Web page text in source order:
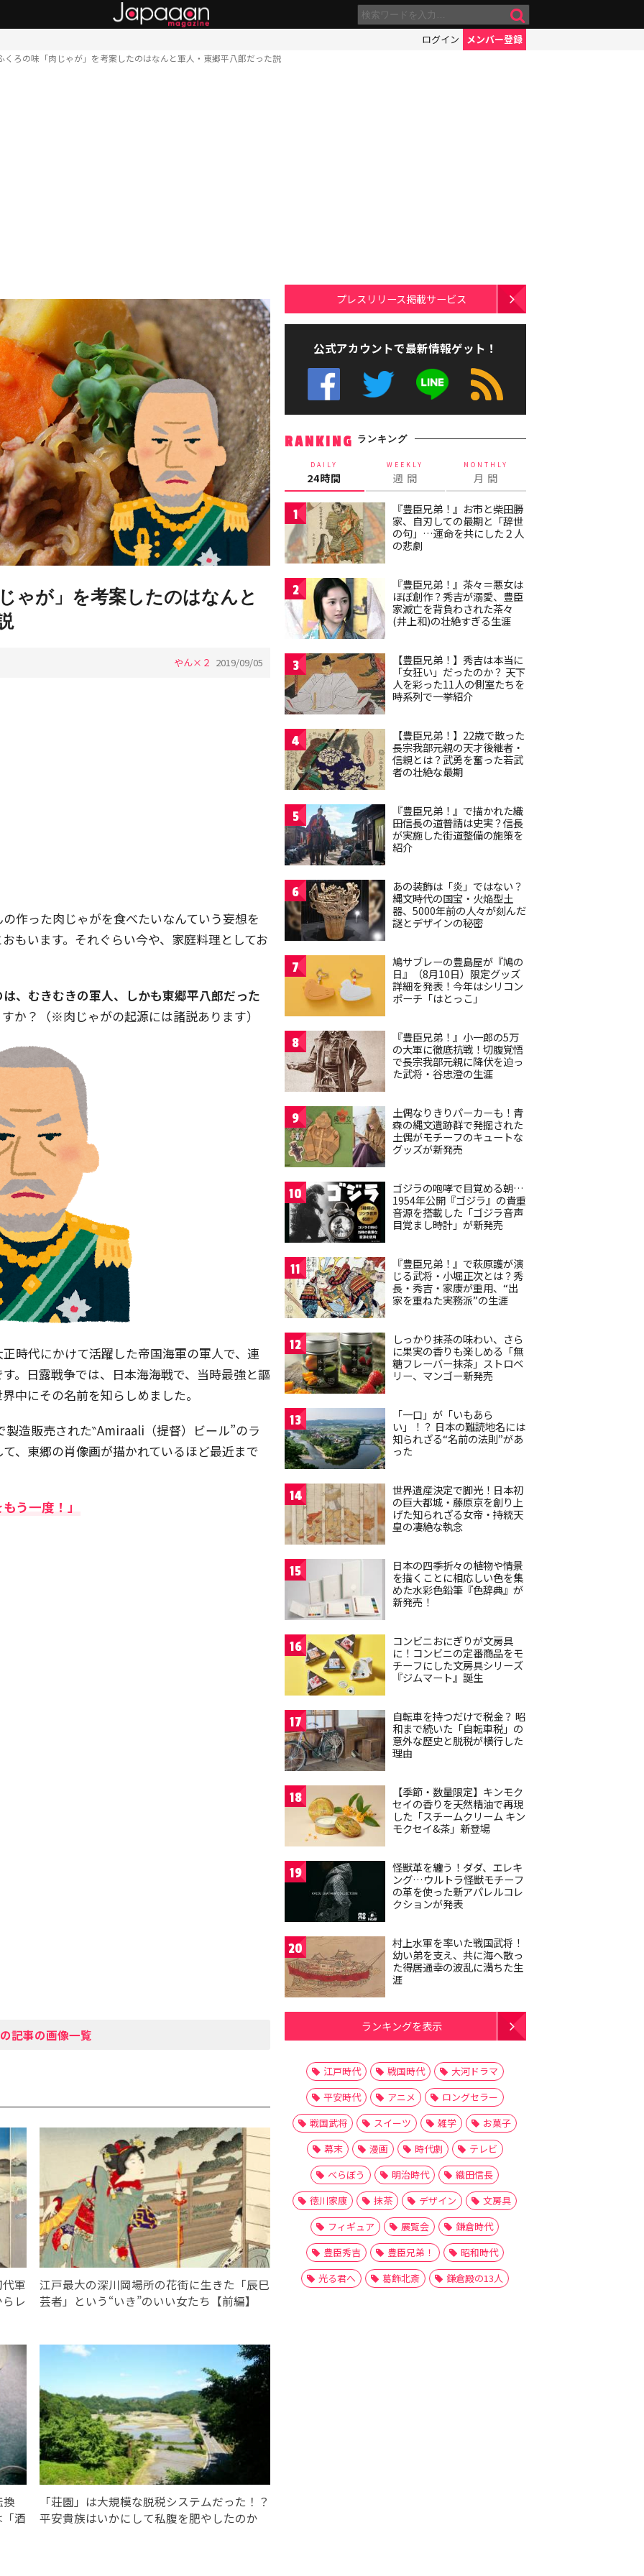
ログイン メンバー登録
くろの味「肉じゃが」を考案したのはなんと軍人・東郷平八郎だった説
ゃが」を考案したのはなんと
やん×２ 2019/09/05
作った肉じゃがを食べたいなんていう妄想を
もいます。それぐらい今や、家庭料理としてお
、むきむきの軍人、しかも東郷平八郎だった
か？（※肉じゃがの起源には諸説あります）
時代にかけて活躍した帝国海軍の軍人で、連
。日露戦争では、日本海海戦で、当時最強と謳
中にその名前を知らしめました。
製造販売された‶Amiraali（提督）ビール”のラ
、東郷の肖像画が描かれているほど最近まで
う一度！」
記事の画像一覧
軍
レ
江戸最大の深川岡場所の花街に生きた「辰巳
芸者」という“いき”のいい女たち【前編】
酒
「荘園」は大規模な脱税システムだった！？
平安貴族はいかにして私腹を肥やしたのか
プレスリリース掲載サービス
公式アカウントで最新情報ゲット！
RANKING ランキング
DAILY
24時間
WEEKLY
週 間
MONTHLY
月 間
1
『豊臣兄弟！』お市と柴田勝
家、自刃しての最期と「辞世
の句」…運命を共にした２人
の悲劇
2
『豊臣兄弟！』茶々＝悪女は
ほぼ創作？秀吉が溺愛、豊臣
家滅亡を背負わされた茶々
(井上和)の壮絶すぎる生涯
3
【豊臣兄弟！】秀吉は本当に
「女狂い」だったのか？ 天下
人を彩った11人の側室たちを
時系列で一挙紹介
4
【豊臣兄弟！】22歳で散った
長宗我部元親の天才後継者・
信親とは？武勇を奮った若武
者の壮絶な最期
5
『豊臣兄弟！』で描かれた織
田信長の道普請は史実？信長
が実施した街道整備の施策を
紹介
6
あの装飾は「炎」ではない？
縄文時代の国宝・火焔型土
器、5000年前の人々が刻んだ
謎とデザインの秘密
7
鳩サブレーの豊島屋が『鳩の
日』（8月10日）限定グッズ
詳細を発表！今年はシリコン
ポーチ「はとっこ」
8
『豊臣兄弟！』小一郎の5万
の大軍に徹底抗戦！切腹覚悟
で長宗我部元親に降伏を迫っ
た武将・谷忠澄の生涯
9
土偶なりきりパーカーも！青
森の縄文遺跡群で発掘された
土偶がモチーフのキュートな
グッズが新発売
10
ゴジラの咆哮で目覚める朝…
1954年公開『ゴジラ』の貴重
音源を搭載した「ゴジラ音声
目覚まし時計」が新発売
11
『豊臣兄弟！』で萩原護が演
じる武将・小堀正次とは？秀
長・秀吉・家康が重用、“出
家を重ねた実務派”の生涯
12
しっかり抹茶の味わい、さら
に果実の香りも楽しめる「無
糖フレーバー抹茶」ストロベ
リー、マンゴー新発売
13
「一口」が「いもあら
い」！？ 日本の難読地名には
知られざる“名前の法則”があ
った
14
世界遺産決定で脚光！日本初
の巨大都城・藤原京を創り上
げた知られざる女帝・持統天
皇の凄絶な執念
15
日本の四季折々の植物や情景
を描くことに相応しい色を集
めた水彩色鉛筆『色辞典』が
新発売！
16
コンビニおにぎりが文房具
に！コンビニの定番商品をモ
チーフにした文房具シリーズ
『ジムマート』誕生
17
自転車を持つだけで税金？ 昭
和まで続いた「自転車税」の
意外な歴史と脱税が横行した
理由
18
【季節・数量限定】キンモク
セイの香りを天然精油で再現
した「スチームクリーム キン
モクセイ&茶」新登場
19
怪獣革を纏う！ダダ、エレキ
ング…ウルトラ怪獣モチーフ
の革を使った新アパレルコレ
クションが発表
20
村上水軍を率いた戦国武将！
幼い弟を支え、共に海へ散っ
た得居通幸の波乱に満ちた生
涯
ランキングを表示
江戸時代 戦国時代
大河ドラマ
平安時代
アニメ
ロングセラー
戦国武将
スイーツ 雑学
お菓子
幕末
漫画 時代劇
テレビ
べらぼう
明治時代
織田信長
徳川家康
抹茶 デザイン
文房具
フィギュア
展覧会
鎌倉時代
豊臣秀吉
豊臣兄弟！
昭和時代
光る君へ
葛飾北斎 鎌倉殿の13人